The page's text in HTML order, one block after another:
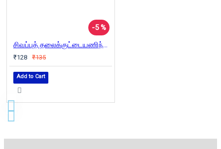
-5 %
சிவப்புத் தலைக்குட்டையணிந்த பாப்ளார் மரக்கன்று
₹128 ₹135
Add to Cart